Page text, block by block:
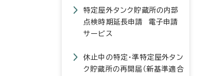
特定屋外タンク貯蔵所の内部
点検時期延長申請 電子申請
サービス
休止中の特定・準特定屋外タン
ク貯蔵所の再開届（新基準適合